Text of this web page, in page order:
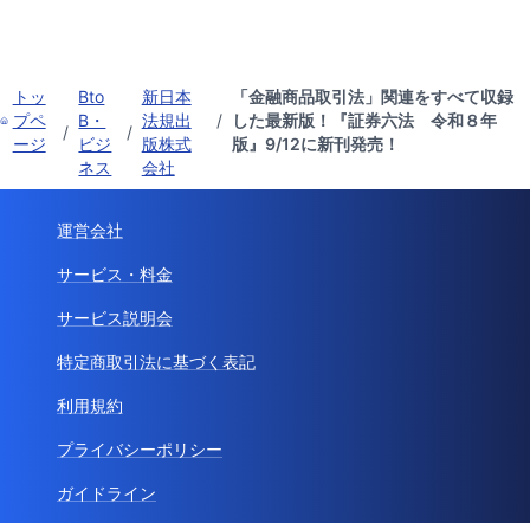
トッ
プペ
ージ
/
Bto
B・
ビジ
ネス
/
新日本
法規出
版株式
会社
/
「金融商品取引法」関連をすべて収録
した最新版！『証券六法 令和８年
版』9/12に新刊発売！
運営会社
サービス・料金
サービス説明会
特定商取引法に基づく表記
利用規約
プライバシーポリシー
ガイドライン